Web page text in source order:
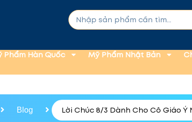
Phẩm Hàn Quốc Mỹ Phẩm Nhật Bản
Blog Lời Chúc 8/3 Dành Cho Cô Giáo Ý